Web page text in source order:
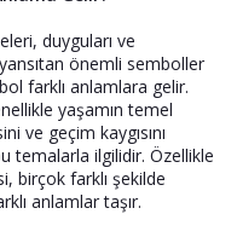
duyguları ve
yansıtan önemli semboller
farklı anlamlara gelir.
yaşamın temel
ve geçim kaygısını
temalarla ilgilidir. Özellikle
birçok farklı şekilde
anlamlar taşır.